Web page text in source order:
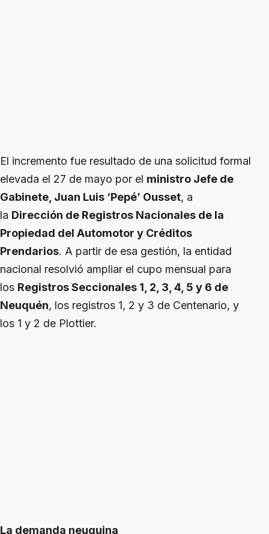
El incremento fue resultado de una solicitud formal
elevada el 27 de mayo por el ministro Jefe de
Gabinete, Juan Luis ‘Pepé’ Ousset, a
la Dirección de Registros Nacionales de la
Propiedad del Automotor y Créditos
Prendarios. A partir de esa gestión, la entidad
nacional resolvió ampliar el cupo mensual para
los Registros Seccionales 1, 2, 3, 4, 5 y 6 de
Neuquén, los registros 1, 2 y 3 de Centenario, y
los 1 y 2 de Plottier.
La demanda neuquina